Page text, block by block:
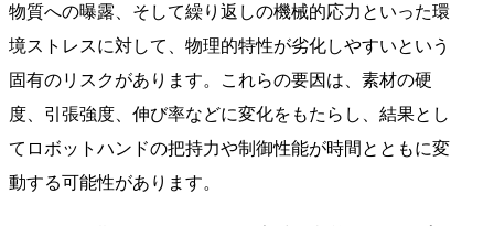
物質への曝露、そして繰り返しの機械的応力といった環
境ストレスに対して、物理的特性が劣化しやすいという
固有のリスクがあります。これらの要因は、素材の硬
度、引張強度、伸び率などに変化をもたらし、結果とし
てロボットハンドの把持力や制御性能が時間とともに変
動する可能性があります。